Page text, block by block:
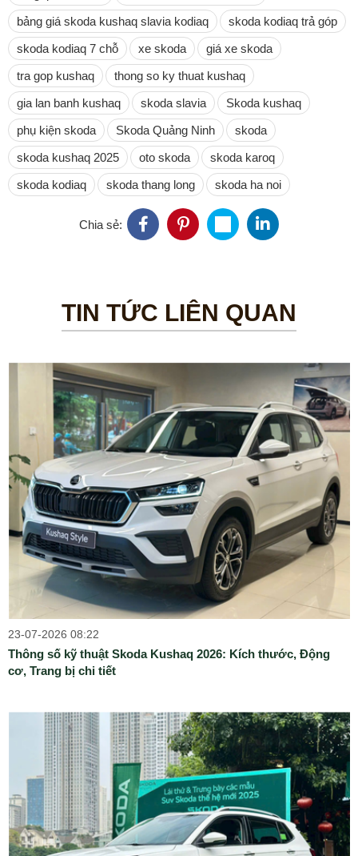
bảng giá skoda kushaq slavia kodiaq
skoda kodiaq trả góp
skoda kodiaq 7 chỗ
xe skoda
giá xe skoda
tra gop kushaq
thong so ky thuat kushaq
gia lan banh kushaq
skoda slavia
Skoda kushaq
phụ kiện skoda
Skoda Quảng Ninh
skoda
skoda kushaq 2025
oto skoda
skoda karoq
skoda kodiaq
skoda thang long skoda ha noi
Chia sẻ:
TIN TỨC LIÊN QUAN
23-07-2026 08:22
Thông số kỹ thuật Skoda Kushaq 2026: Kích thước, Động
cơ, Trang bị chi tiết